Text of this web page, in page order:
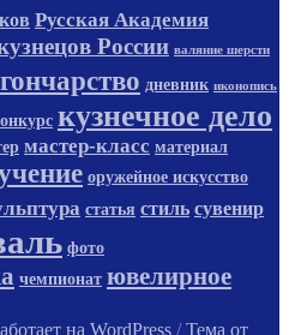
Русская Академия
России валяние шерсти
гончарство дневник иконопись
кузнечное дело
мастер-класс материал
оружейное искусство
статья стиль сувенир
фото
чемпионат ювелирное
на WordPress / Тема от